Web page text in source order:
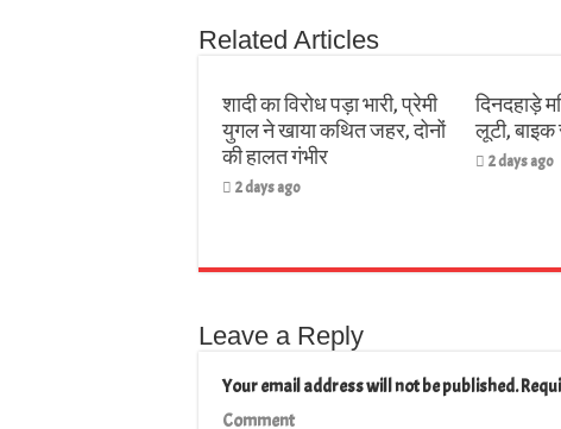
Related Articles
शादी का विरोध पड़ा भारी, प्रेमी
युगल ने खाया कथित जहर, दोनों
की हालत गंभीर
2 days ago
दिनदहाड़े
लूटी, बाइक
2 days ago
Leave a Reply
Your email address will not be published.
Comment